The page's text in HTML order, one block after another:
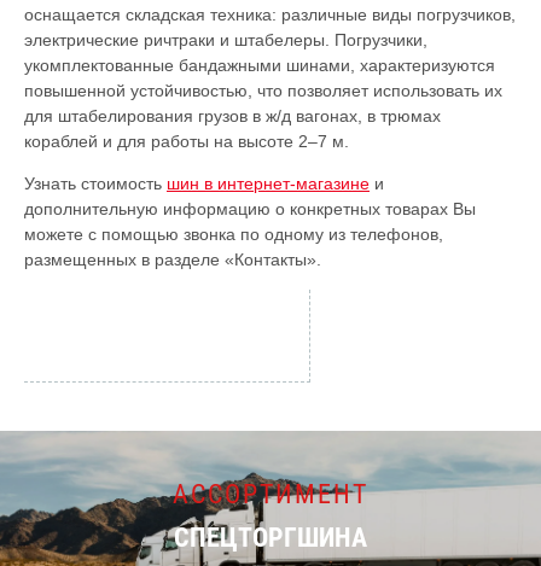
оснащается складская техника: различные виды погрузчиков,
электрические ричтраки и штабелеры. Погрузчики,
укомплектованные бандажными шинами, характеризуются
повышенной устойчивостью, что позволяет использовать их
для штабелирования грузов в ж/д вагонах, в трюмах
кораблей и для работы на высоте 2–7 м.
Узнать стоимость шин в интернет-магазине и
дополнительную информацию о конкретных товарах Вы
можете с помощью звонка по одному из телефонов,
размещенных в разделе «Контакты».
АССОРТИМЕНТ
СПЕЦТОРГШИНА